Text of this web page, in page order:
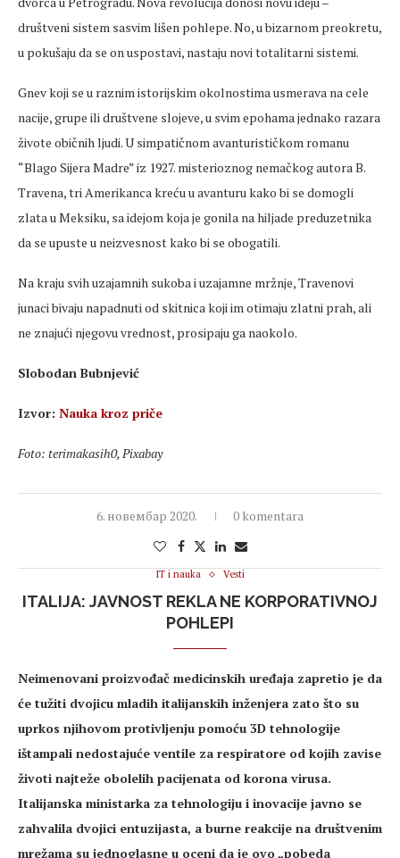
društveni sistem sasvim lišen pohlepe. No, u bizarnom preokretu,
u pokušaju da se on uspostavi, nastaju novi totalitarni sistemi.
Gnev koji se u raznim istorijskim okolnostima usmerava na cele
nacije, grupe ili društvene slojeve, u svim epohama jednako razara
živote običnih ljudi. U simpatičnom avanturističkom romanu
“Blago Sijera Madre” iz 1927. misterioznog nemačkog autora B.
Travena, tri Amerikanca kreću u avanturu kako bi se domogli
zlata u Meksiku, sa idejom koja je gonila na hiljade preduzetnika
da se upuste u neizvesnost kako bi se obogatili.
Na kraju svih uzajamnih sukoba i uzajamne mržnje, Travenovi
junaci bivaju napadnuti od skitnica koji im otimaju zlatni prah, ali
ne znajući njegovu vrednost, prosipaju ga naokolo.
Slobodan Bubnjević
Izvor: Nauka kroz priče
Foto: terimakasih0, Pixabay
6. новембар 2020. 0 komentara
IT i nauka Vesti
ITALIJA: JAVNOST REKLA NE KORPORATIVNOJ
POHLEPI
Neimenovani proizvođač medicinskih uređaja zapretio je da
će tužiti dvojicu mladih italijanskih inženjera zato što su
uprkos njihovom protivljenju pomoću 3D tehnologije
ištampali nedostajuće ventile za respiratore od kojih zavise
životi najteže obolelih pacijenata od korona virusa.
Italijanska ministarka za tehnologiju i inovacije javno se
zahvalila dvojici entuzijasta, a burne reakcije na društvenim
mrežama su jednoglasne u oceni da je ovo „pobeda